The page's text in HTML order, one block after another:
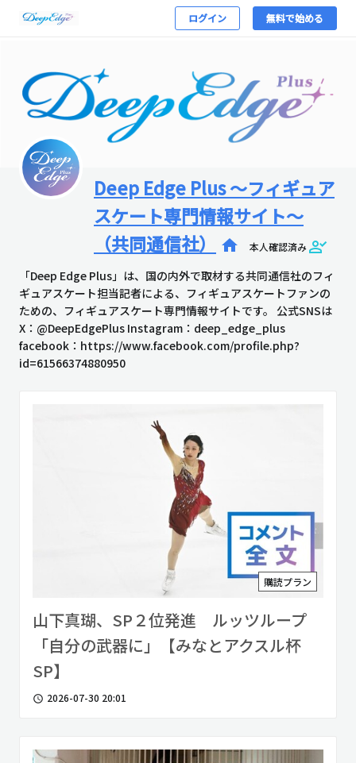
ログイン 無料で始める
Deep Edge Plus ～フィギュア
スケート専門情報サイト～
（共同通信社）
home 本人確認済み
「Deep Edge Plus」は、国の内外で取材する共同通信社のフィ
ギュアスケート担当記者による、フィギュアスケートファンの
ための、フィギュアスケート専門情報サイトです。 公式SNSは
X：@DeepEdgePlus Instagram：deep_edge_plus
facebook：https://www.facebook.com/profile.php?
id=61566374880950
購読プラン
山下真瑚、SP２位発進 ルッツループ
「自分の武器に」【みなとアクスル杯
SP】
access_time 2026-07-30 20:01